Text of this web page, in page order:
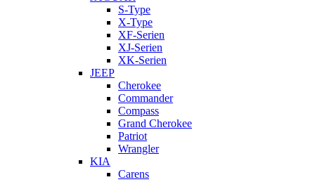
S-Type
X-Type
XF-Serien
XJ-Serien
XK-Serien
JEEP
Cherokee
Commander
Compass
Grand Cherokee
Patriot
Wrangler
KIA
Carens